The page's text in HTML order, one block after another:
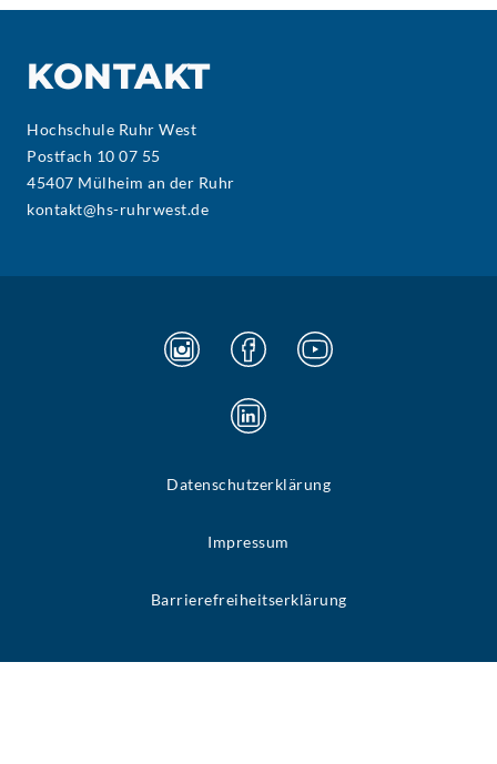
KONTAKT
Hochschule Ruhr West
Postfach 10 07 55
45407 Mülheim an der Ruhr
kontakt@hs-ruhrwest.de
Datenschutzerklärung
Impressum
Barrierefreiheitserklärung